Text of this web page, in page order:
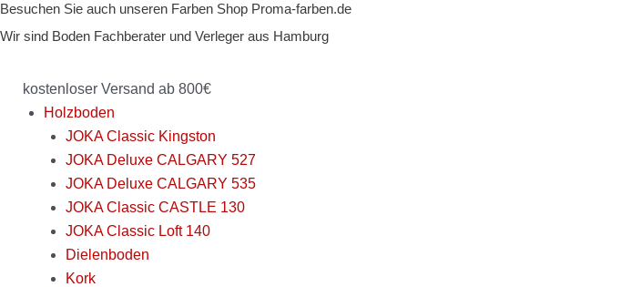
Zum
Inhalt
Besuchen Sie auch unseren Farben Shop Proma-farben.de
Wir sind Boden Fachberater und Verleger aus Hamburg
kostenloser Versand ab 800€
Holzboden
JOKA Classic Kingston
JOKA Deluxe CALGARY 527
JOKA Deluxe CALGARY 535
JOKA Classic CASTLE 130
JOKA Classic Loft 140
Dielenboden
Kork